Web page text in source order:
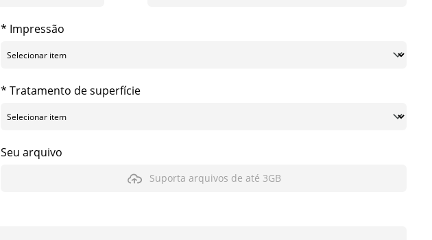
* Impressão
* Tratamento de superfície
Seu arquivo
Suporta arquivos de até 3GB